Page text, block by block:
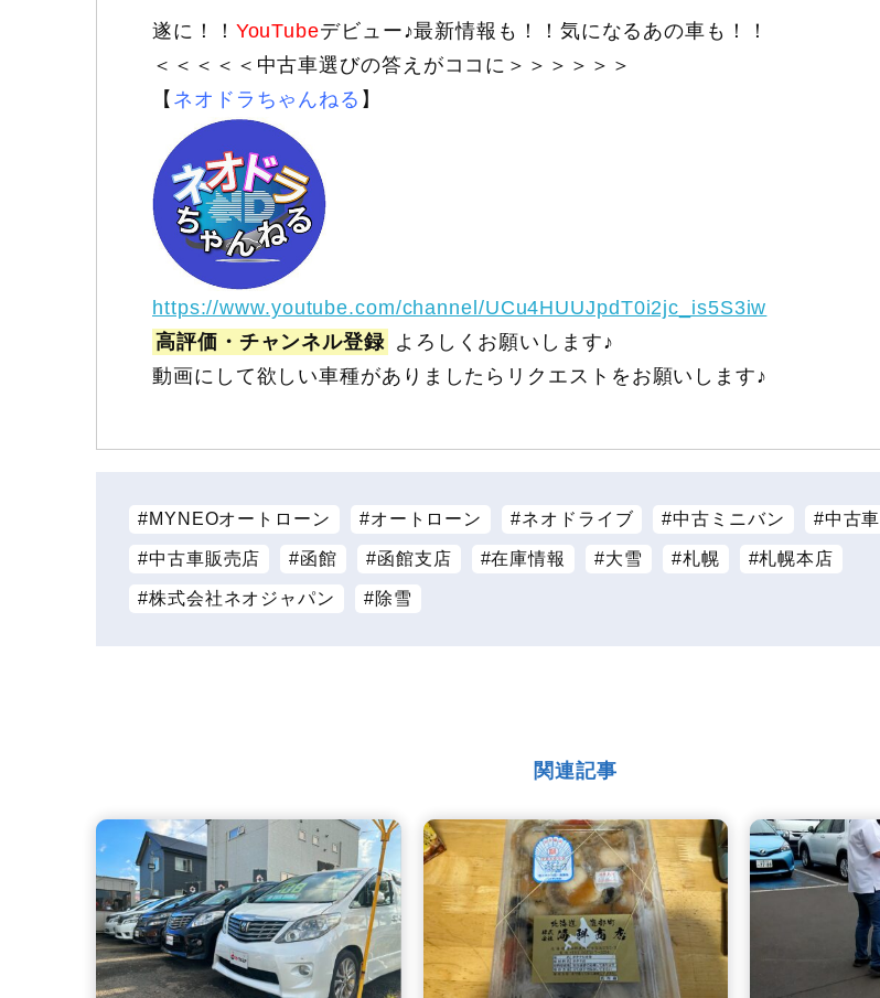
遂に！！ YouTubeデビュー♪最新情報も！！気になるあの車も！！
＜＜＜＜＜中古車選びの答えがココに＞＞＞＞＞＞
【 ネオドラちゃんねる 】
https://www.youtube.com/channel/UCu4HUUJpdT0i2jc_is5S3iw
高評価・チャンネル登録 よろしくお願いします♪
動画にして欲しい車種がありましたらリクエストをお願いします♪
MYNEOオートローン オートローン ネオドライブ 中古ミニバン 中古車
中古車販売店 函館 函館支店 在庫情報 大雪 札幌 札幌本店
株式会社ネオジャパン 除雪
関連記事